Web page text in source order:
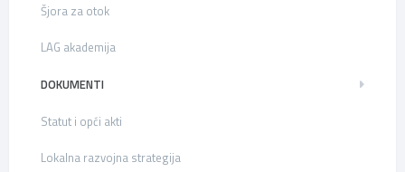
Šjora za otok
LAG akademija
DOKUMENTI
Statut i opći akti
Lokalna razvojna strategija